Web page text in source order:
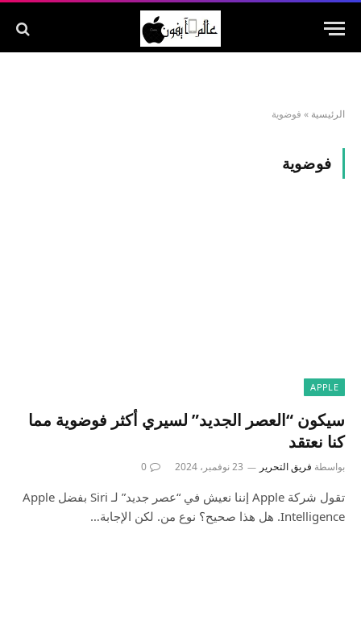
الرئيسية » فوضوية
فوضوية
APPLE
سيكون “العصر الجديد” لسيري أكثر فوضوية مما
كنا نعتقد
بواسطة فريق التحرير 23 نوفمبر، 2024 0
تقول شركة Apple إننا نعيش في “عصر جديد” لـ Siri بفضل Apple
Intelligence. هل هذا صحيح؟ نوع من. لكن الإجابة…